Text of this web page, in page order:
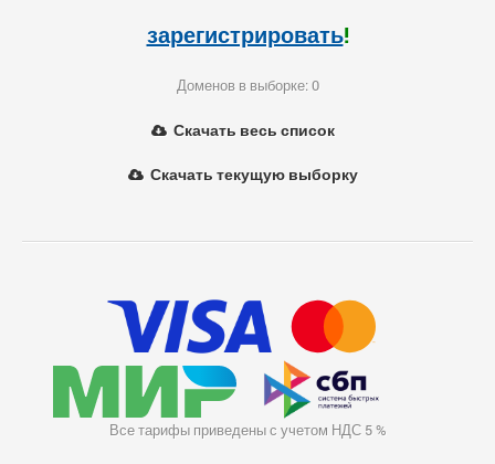
зарегистрировать!
Доменов в выборке: 0
Скачать весь список
Скачать текущую выборку
Все тарифы приведены с учетом НДС 5 %